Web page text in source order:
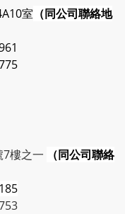
室 （同公司聯絡地
樓之一
（同公司聯絡